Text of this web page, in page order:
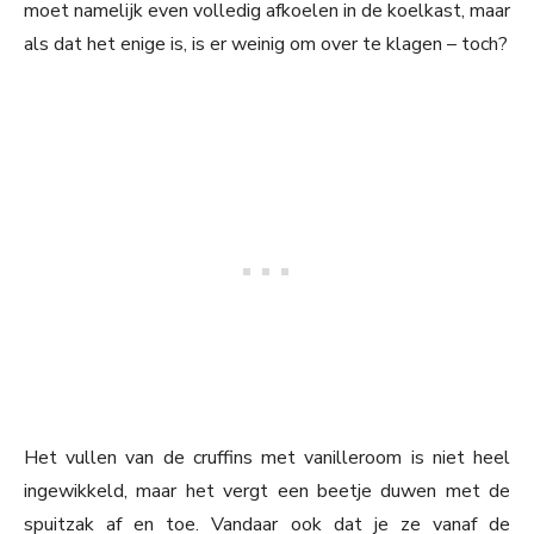
moet namelijk even volledig afkoelen in de koelkast, maar
als dat het enige is, is er weinig om over te klagen – toch?
Het vullen van de cruffins met vanilleroom is niet heel
ingewikkeld, maar het vergt een beetje duwen met de
spuitzak af en toe. Vandaar ook dat je ze vanaf de